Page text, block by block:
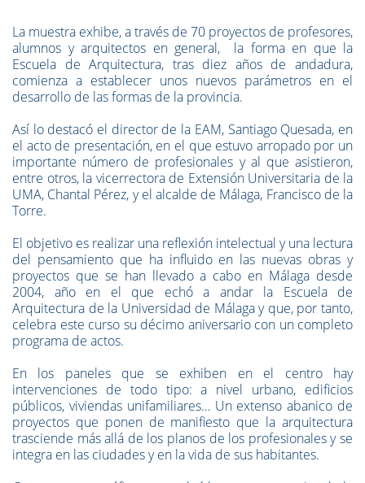
La muestra exhibe, a través de 70 proyectos de profesores,
alumnos y arquitectos en general, la forma en que la
Escuela de Arquitectura, tras diez años de andadura,
comienza a establecer unos nuevos parámetros en el
desarrollo de las formas de la provincia.
Así lo destacó el director de la EAM, Santiago Quesada, en
el acto de presentación, en el que estuvo arropado por un
importante número de profesionales y al que asistieron,
entre otros, la vicerrectora de Extensión Universitaria de la
UMA, Chantal Pérez, y el alcalde de Málaga, Francisco de la
Torre.
El objetivo es realizar una reflexión intelectual y una lectura
del pensamiento que ha influido en las nuevas obras y
proyectos que se han llevado a cabo en Málaga desde
2004, año en el que echó a andar la Escuela de
Arquitectura de la Universidad de Málaga y que, por tanto,
celebra este curso su décimo aniversario con un completo
programa de actos.
En los paneles que se exhiben en el centro hay
intervenciones de todo tipo: a nivel urbano, edificios
públicos, viviendas unifamiliares… Un extenso abanico de
proyectos que ponen de manifiesto que la arquitectura
trasciende más allá de los planos de los profesionales y se
integra en las ciudades y en la vida de sus habitantes.